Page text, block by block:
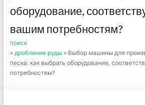
оборудование,
вашим потребностям?
поиск
» дробление руды » Выбор машины для
песка: как выбрать оборудование,
потребностям?